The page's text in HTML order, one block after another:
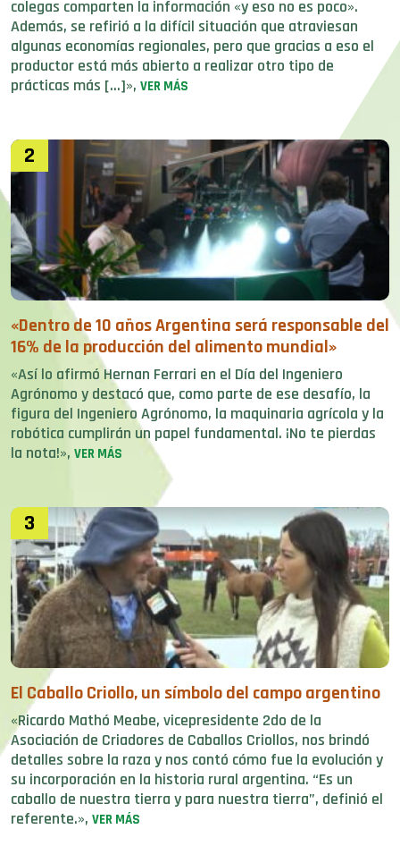
colegas comparten la información «y eso no es poco».
Además, se refirió a la difícil situación que atraviesan
algunas economías regionales, pero que gracias a eso el
productor está más abierto a realizar otro tipo de
prácticas más […]», VER MÁS
2
«Dentro de 10 años Argentina será responsable del
16% de la producción del alimento mundial»
«Así lo afirmó Hernan Ferrari en el Día del Ingeniero
Agrónomo y destacó que, como parte de ese desafío, la
figura del Ingeniero Agrónomo, la maquinaria agrícola y la
robótica cumplirán un papel fundamental. ¡No te pierdas
la nota!», VER MÁS
3
El Caballo Criollo, un símbolo del campo argentino
«Ricardo Mathó Meabe, vicepresidente 2do de la
Asociación de Criadores de Caballos Criollos, nos brindó
detalles sobre la raza y nos contó cómo fue la evolución y
su incorporación en la historia rural argentina. “Es un
caballo de nuestra tierra y para nuestra tierra”, definió el
referente.», VER MÁS